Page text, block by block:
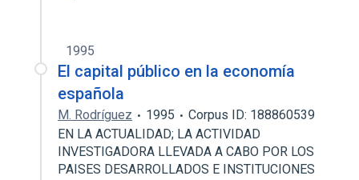
1995
El capital público en la economía
española
M. Rodríguez 1995
Corpus ID: 188860539
EN LA ACTUALIDAD; LA ACTIVIDAD
INVESTIGADORA LLEVADA A CABO POR LOS
PAISES DESARROLLADOS E INSTITUCIONES